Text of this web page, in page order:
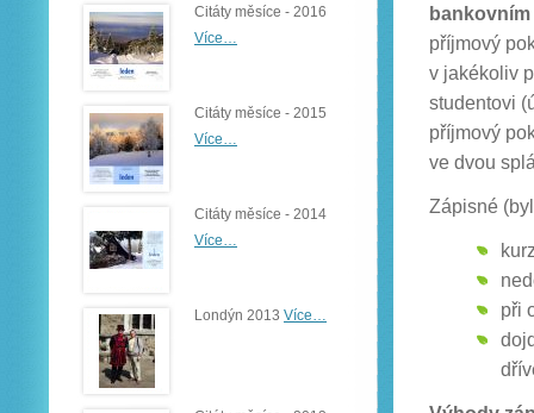
příjmový
v jakékoliv
studentovi
příjmový
ve dvou
Zápisné
při
Citáty měsíce - 2016
Více…
Citáty měsíce - 2015
Více…
Citáty měsíce - 2014
Více…
Londýn 2013 Více…